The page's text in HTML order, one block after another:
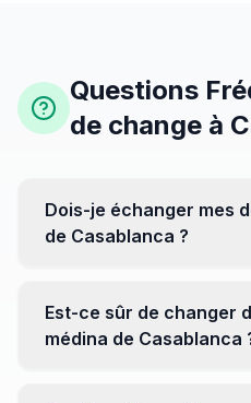
Questions
de change à
Dois-je échanger mes
de Casablanca ?
être moins avantageux.
bureaux de change en ville
Est-ce sûr de changer
médina de Casablanca